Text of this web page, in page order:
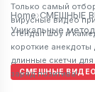
Только самый
вирусные видео
стендап шоу и
короткие
длинные скетчи
заряд позитива!
Home›СМЕШНЫЕ
Уникальные
СМЕШНЫЕ